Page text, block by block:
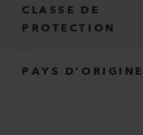
CLASSE DE
PROTECTION
PAYS D'ORIGINE